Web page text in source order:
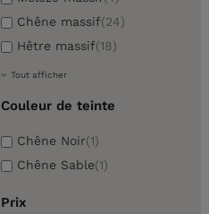
Chêne massif(24)
Hêtre massif(18)
Tout afficher
Couleur de teinte
Chêne Noir(1)
Chêne Sable(1)
Prix